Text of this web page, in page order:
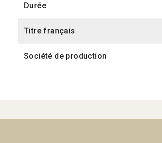
Durée
Titre français
Société de production